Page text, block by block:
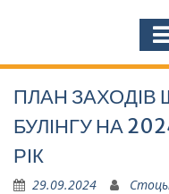
ПЛАН ЗАХОДІВ
БУЛІНГУ НА
РІК
29.09.2024